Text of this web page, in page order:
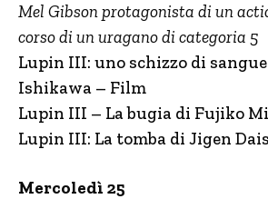
Mel Gibson protagonista di un
corso di un uragano di categoria 5
Lupin III: uno schizzo di
Ishikawa – Film
Lupin III – La bugia di Fujiko
Lupin III: La tomba di Jigen
Mercoledì 25